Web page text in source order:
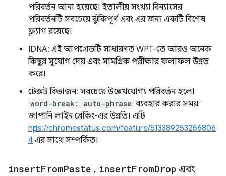
পরিবর্তন আনা হয়েছে। ইতালীয় সংখ্যা বিন্যাসের
পরিবর্তনটি সবচেয়ে ঝুঁকিপূর্ণ এবং এর জন্য একটি বিশেষ
ফ্ল্যাগ রয়েছে।
IDNA: এই আপগ্রেডটি সাধারণত WPT-তে আরও অনেক
কিছুর সুযোগ দেয় এবং সামগ্রিক পরীক্ষার ফলাফল উন্নত
করে।
টেক্সট বিভাজন: সবচেয়ে উল্লেখযোগ্য পরিবর্তন হলো
word-break: auto-phrase ব্যবহার করার সময়
জাপানি লাইন ব্রেকিং-এর উন্নতি। এটি
https://chromestatus.com/feature/513389253256806
4 এর সাথে সম্পর্কিত।
insertFromPaste , insertFromDrop এবং